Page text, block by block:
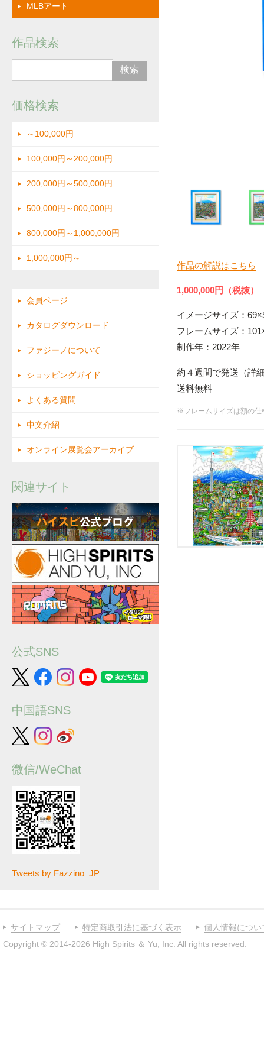
作品の解説はこちら
1,000,000円（税抜）
イメージサイズ：
フレームサイズ：
制作年：2022年
約４週間で発送（詳
送料無料
※フレームサイズは額の仕
MLBアート
作品検索
価格検索
～100,000円
100,000円～200,000円
200,000円～500,000円
500,000円～800,000円
800,000円～1,000,000円
1,000,000円～
会員ページ
カタログダウンロード
ファジーノについて
ショッピングガイド
よくある質問
中文介紹
オンライン展覧会アーカイブ
関連サイト
公式SNS
中国語SNS
微信/WeChat
Tweets by Fazzino_JP
サイトマップ 特定商取引法に基づく表示
個人情報につい
Copyright © 2014-2026 High Spirits ＆ Yu, Inc . All rights reserved.